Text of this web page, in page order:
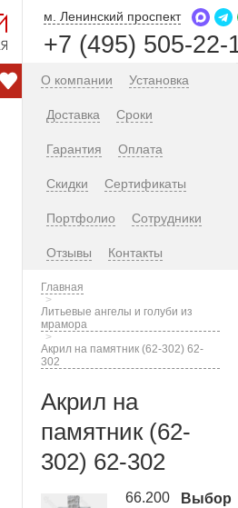
м. Ленинский проспект
+7 (495) 505-22-
О компании Установка
Доставка Сроки
Гарантия Оплата
Скидки Сертификаты
Портфолио Сотрудники
Отзывы Контакты
Главная
Литьевые ангелы и голуби из
мрамора
Акрил на памятник (62-302) 62-
302
Акрил на
памятник (62-
302) 62-302
66.200
Выбор